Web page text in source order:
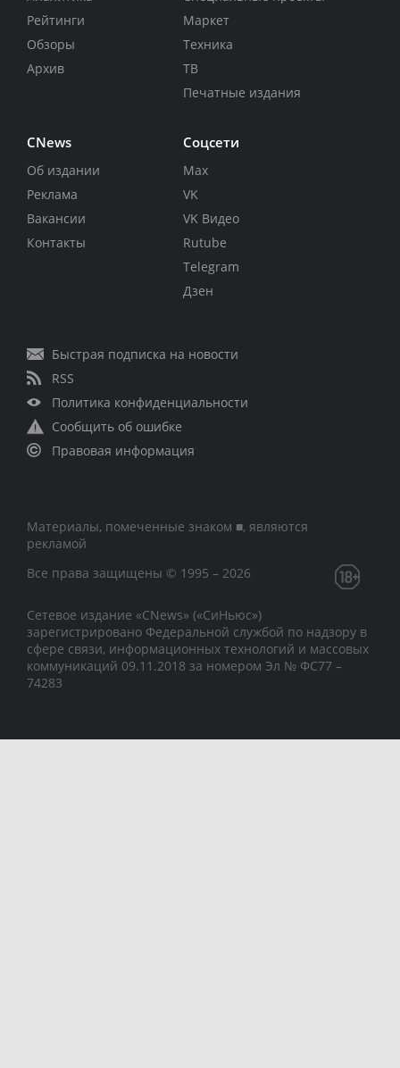
Рейтинги
Обзоры
Архив
Маркет
Техника
ТВ
Печатные издания
CNews
Об издании
Реклама
Вакансии
Контакты
Соцсети
Max
VK
VK Видео
Rutube
Telegram
Дзен
Быстрая подписка на новости
RSS
Политика конфиденциальности
Сообщить об ошибке
Правовая информация
Материалы, помеченные знаком ■, являются
рекламой
Все права защищены © 1995 – 2026
Сетевое издание «CNews» («СиНьюс»)
зарегистрировано Федеральной службой по надзору в
сфере связи, информационных технологий и массовых
коммуникаций 09.11.2018 за номером Эл № ФС77 –
74283